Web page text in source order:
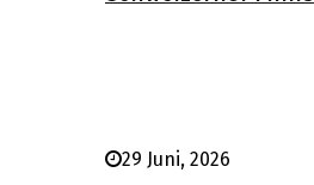
29 Juni, 2026